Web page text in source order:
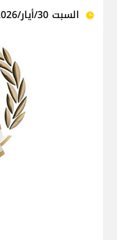
السبت 30/أيار/2026 - 03:00 م